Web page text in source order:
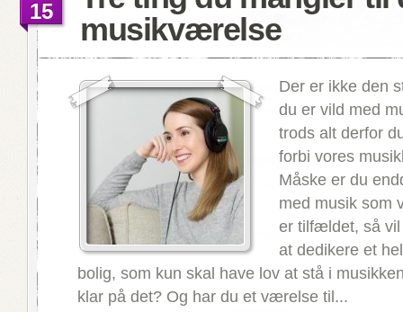
musikværelse
15
Der er ikke den
du er vild med
trods alt derfor
forbi vores
Måske er du
med musik som
er tilfældet, så
at dedikere et
bolig, som kun skal have lov at stå i
klar på det? Og har du et værelse til...